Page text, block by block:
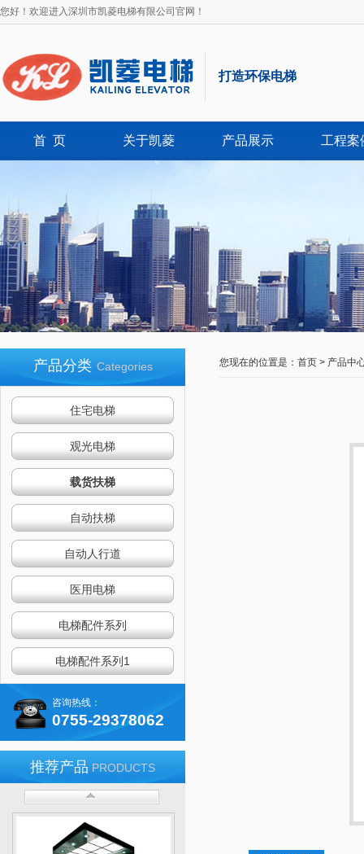
您好！欢迎进入深圳市凯菱电梯有限公司官网！
打造环保电梯
首 页 关于凯菱 产品展示 工程案
产品分类 Categories
住宅电梯
观光电梯
载货扶梯
自动扶梯
自动人行道
医用电梯
电梯配件系列
电梯配件系列1
咨询热线：
0755-29378062
推荐产品 PRODUCTS
住宅电梯
观光电梯
载货扶梯
您现在的位置是： 首页 > 产品中